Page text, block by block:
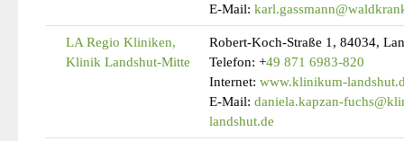
E-Mail:
LA Regio Kliniken,
Klinik Landshut-Mitte
Robert-Koch-Straße 1, 84034,
Telefon: +49 871 6983-820
Internet: www.klinikum-
E-Mail: daniela.kapzan-
landshut.de